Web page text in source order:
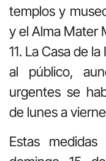
templos y
y el Alma Mater
11. La Casa de
al público,
urgentes se
de lunes a
Estas